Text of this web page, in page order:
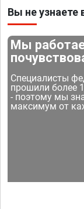
Вы не
Мы
Специалисты
прошили более
- поэтому мы
максимум от